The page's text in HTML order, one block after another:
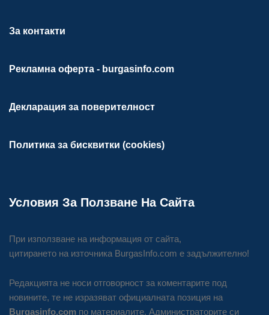
За контакти
Рекламна оферта - burgasinfo.com
Декларация за поверителност
Политика за бисквитки (cookies)
Условия За Ползване На Сайта
При използване на информация от сайта,
цитирането на източника BurgasInfo.com е задължително!
Редакцията не носи отговорност за коментарите под
новините, те не изразяват официалната позиция на
Burgasinfo.com по материалите. Администраторите си